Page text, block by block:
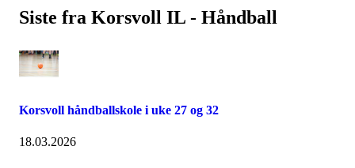
Siste fra Korsvoll IL - Håndball
Korsvoll håndballskole i uke 27 og 32
18.03.2026